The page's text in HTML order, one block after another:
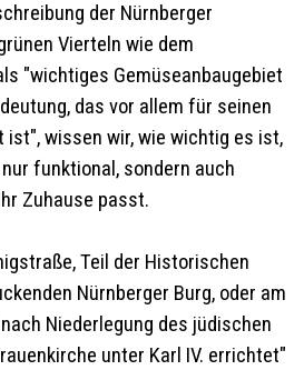
der Nürnberger
Vierteln wie dem
"wichtiges Gemüseanbaugebiet
das vor allem für seinen
ist", wissen wir, wie wichtig es ist,
funktional, sondern auch
Zuhause passt.
Teil der Historischen
Nürnberger Burg, oder am
Niederlegung des jüdischen
unter Karl IV. errichtet"